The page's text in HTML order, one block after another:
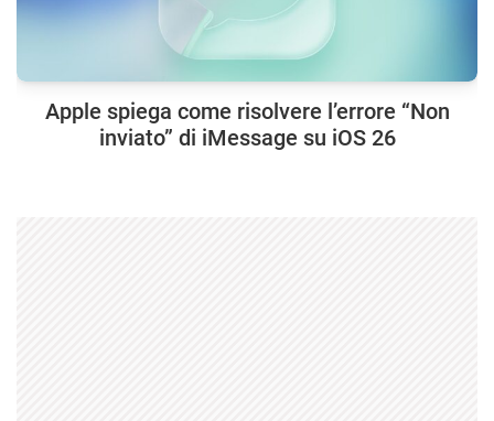
Apple spiega come risolvere l’errore “Non
inviato” di iMessage su iOS 26